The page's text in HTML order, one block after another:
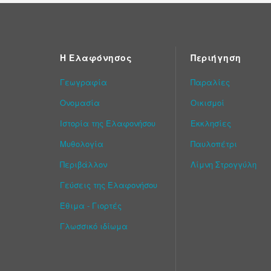
Η Ελαφόνησος
Γεωγραφία
Ονομασία
Ιστορία της Ελαφονήσου
Μυθολογία
Περιβάλλον
Γεύσεις της Ελαφονήσου
Έθιμα - Γιορτές
Γλωσσικό ιδίωμα
Περιήγηση
Παραλίες
Οικισμοί
Εκκλησίες
Παυλοπέτρι
Λίμνη Στρογγύλη